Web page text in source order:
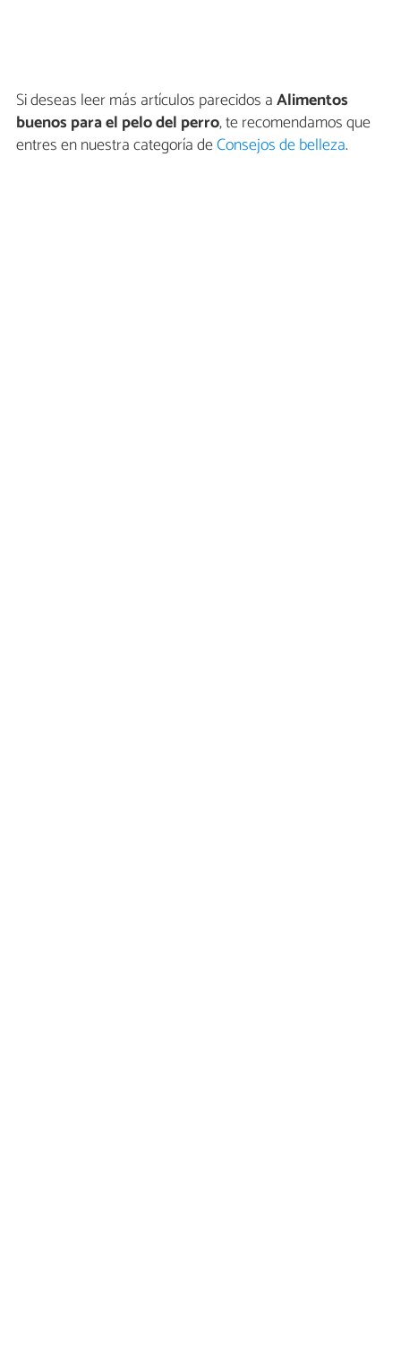
Si deseas leer más artículos parecidos aAlimentos
buenos para el pelo del perro, te recomendamos que
entres en nuestra categoría deConsejos de belleza.